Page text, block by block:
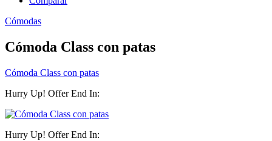
Cómodas
Cómoda Class con patas
Cómoda Class con patas
Hurry Up! Offer End In:
Hurry Up! Offer End In: